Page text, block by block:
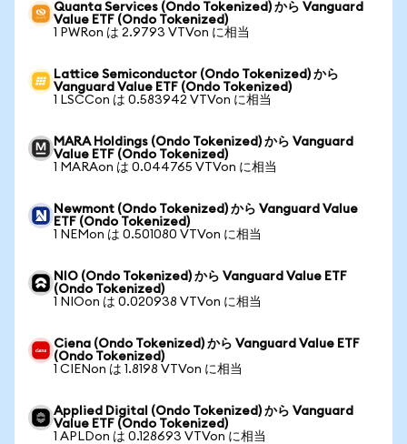
Quanta Services (Ondo Tokenized) から Vanguard
Value ETF (Ondo Tokenized)
1 PWRon は 2.9793 VTVon に相当
Lattice Semiconductor (Ondo Tokenized) から
Vanguard Value ETF (Ondo Tokenized)
1 LSCCon は 0.583942 VTVon に相当
MARA Holdings (Ondo Tokenized) から Vanguard
Value ETF (Ondo Tokenized)
1 MARAon は 0.044765 VTVon に相当
Newmont (Ondo Tokenized) から Vanguard Value
ETF (Ondo Tokenized)
1 NEMon は 0.501080 VTVon に相当
NIO (Ondo Tokenized) から Vanguard Value ETF
(Ondo Tokenized)
1 NIOon は 0.020938 VTVon に相当
Ciena (Ondo Tokenized) から Vanguard Value ETF
(Ondo Tokenized)
1 CIENon は 1.8198 VTVon に相当
Applied Digital (Ondo Tokenized) から Vanguard
Value ETF (Ondo Tokenized)
1 APLDon は 0.128693 VTVon に相当